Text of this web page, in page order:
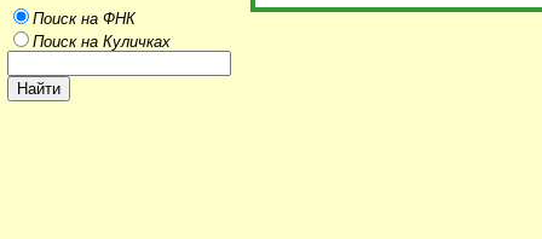
Поиск на ФНК
Поиск на Куличках